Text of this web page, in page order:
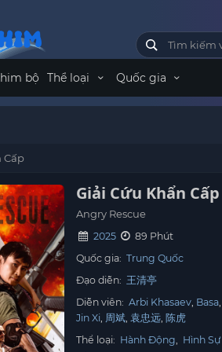
bộ Thể loại Quốc gia
Cấp
Giải Cứu Khẩn Cấp
Angry Rescue
2025
89 Phút
Quốc gia: Trung Quốc
Đạo diễn: 王清亭
Diễn viên: Arbi Khasaev Basa
Jin Xi 周斌 袁忠远 陈虎
Thể loại: Hành Động, Hình Sự